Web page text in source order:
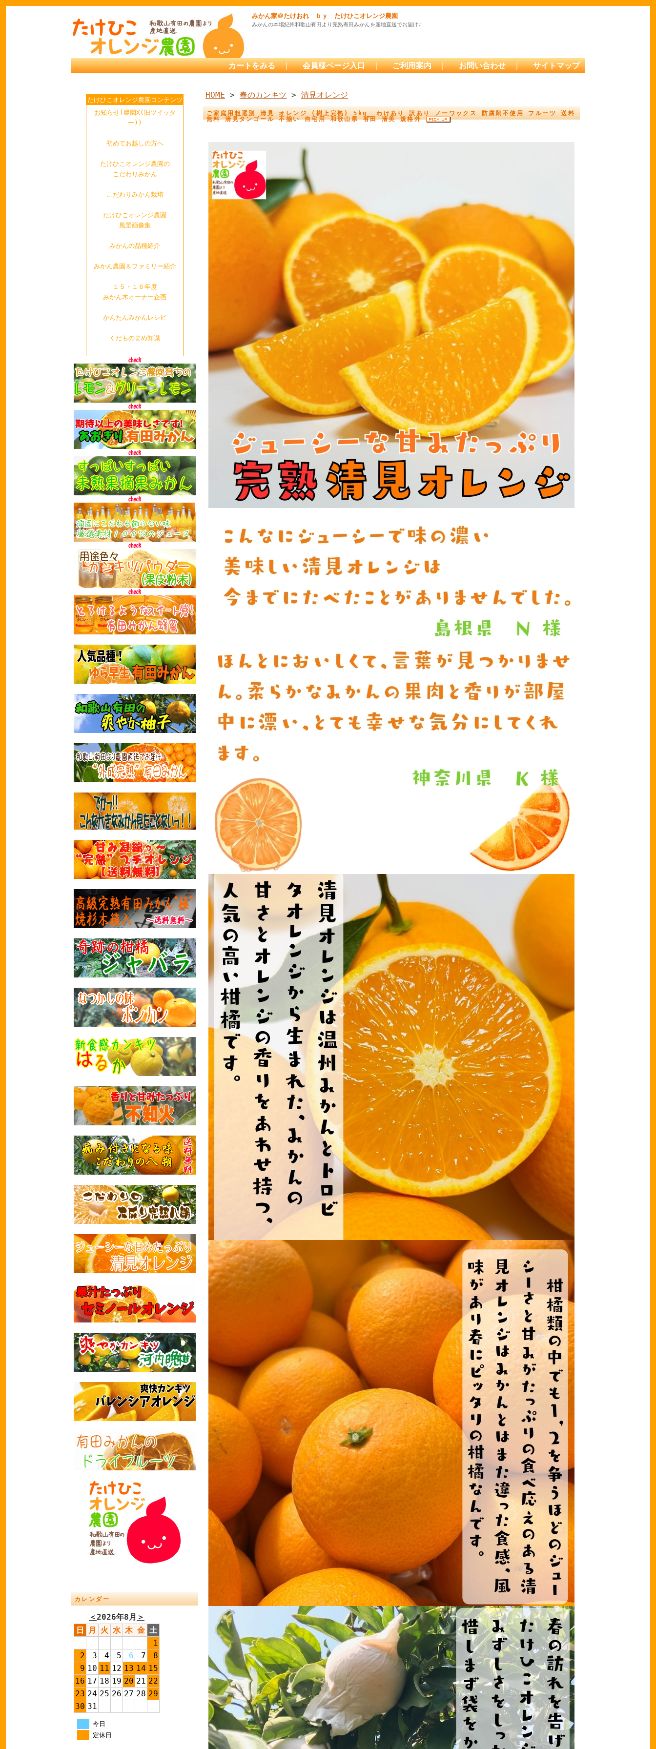
みかん家＠たけおれ ｂｙ たけひこオレンジ農園
みかんの本場紀州和歌山有田より完熟有田みかんを産地直送でお届け♪
カートをみる ｜ 会員様ページ入口 ｜ ご利用案内 ｜ お問い合わせ ｜ サイトマップ
たけひこオレンジ農園コンテンツ
お知らせ(農園X(旧ツイッタ
ー))
初めてお越しの方へ
たけひこオレンジ農園の
こだわりみかん
こだわりみかん栽培
たけひこオレンジ農園
風景画像集
みかんの品種紹介
みかん農園＆ファミリー紹介
１５・１６年度
みかん木オーナー企画
かんたんみかんレシピ
くだものまめ知識
カレンダー
＜ 2026年8月 ＞
日
月 火 水 木 金 土
1
2
3 4 5 6 7
8
9 10 11 12 13 14 15
16 17 18 19 20 21 22
23 24 25 26 27 28 29
30 31
今日
定休日
HOME > 春のカンキツ > 清見オレンジ
ご家庭用粗選別 清見 オレンジ (樹上完熟) 5kg_ わけあり 訳あり ノーワックス 防腐剤不使用 フルーツ 送料
無料 清見タンゴール 不揃い 自宅用 和歌山県 有田 清美 規格外